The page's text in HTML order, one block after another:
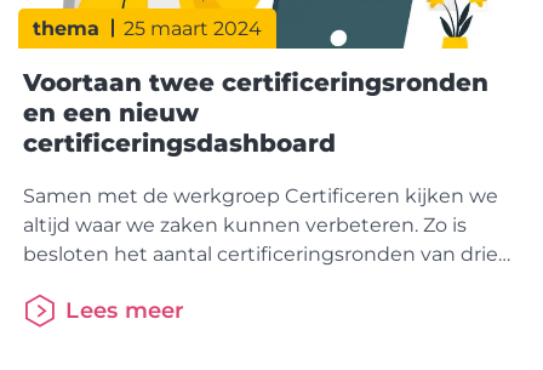
thema 25 maart 2024
Voortaan twee certificeringsronden
en een nieuw
certificeringsdashboard
Samen met de werkgroep Certificeren kijken we
altijd waar we zaken kunnen verbeteren. Zo is
besloten het aantal certificeringsronden van drie
organisaties met bevindingen na de eerste ronde
Lees meer